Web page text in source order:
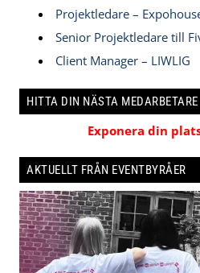
Projektledare –
Senior Projektledare till
Client Manager – LIWLIG
HITTA DIN NÄSTA MEDARBETARE
Exponera din
AKTUELLT FRÅN EVENTBYRÅER